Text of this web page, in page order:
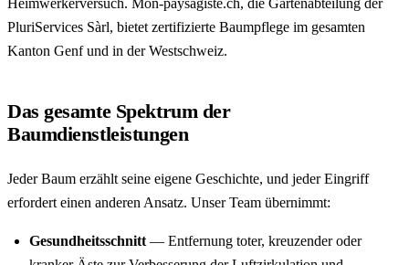
Heimwerkerversuch. Mon-paysagiste.ch, die Gartenabteilung der
PluriServices Sàrl, bietet zertifizierte Baumpflege im gesamten
Kanton Genf und in der Westschweiz.
Das gesamte Spektrum der
Baumdienstleistungen
Jeder Baum erzählt seine eigene Geschichte, und jeder Eingriff
erfordert einen anderen Ansatz. Unser Team übernimmt:
Gesundheitsschnitt — Entfernung toter, kreuzender oder